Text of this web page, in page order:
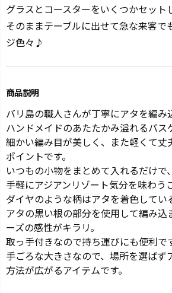
グラスとコースターをいくつかセット
そのままテーブルに出せて急な来客で
ジ色々♪
商品説明
バリ島の職人さんが丁寧にアタを編み
ハンドメイドのあたたかみ溢れるバス
細かい編み目が美しく、また軽くて丈
ポイントです。
いつもの小物をまとめて入れるだけで、
手軽にアジアンリゾート気分を味わう
ダイヤのような柄はアタを着色してい
アタの黒い根の部分を使用して編み込
ーズの感性がキラリ。
取っ手付きなので持ち運びにも便利で
手ごろな大きさなので、場所を選ばず
方法が広がるアイテムです。